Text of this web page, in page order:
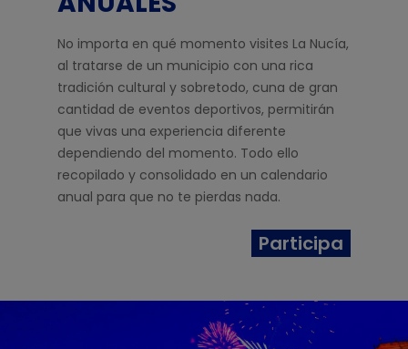
No importa en qué momento visites La Nucía,
al tratarse de un municipio con una rica
tradición cultural y sobretodo, cuna de gran
cantidad de eventos deportivos, permitirán
que vivas una experiencia diferente
dependiendo del momento. Todo ello
recopilado y consolidado en un calendario
anual para que no te pierdas nada.
Participa